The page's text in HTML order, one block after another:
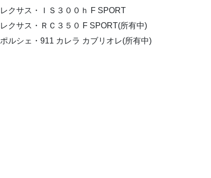
レクサス・ＩＳ３００ｈ F SPORT
レクサス・ＲＣ３５０ F SPORT(所有中)
ポルシェ・911 カレラ カブリオレ(所有中)